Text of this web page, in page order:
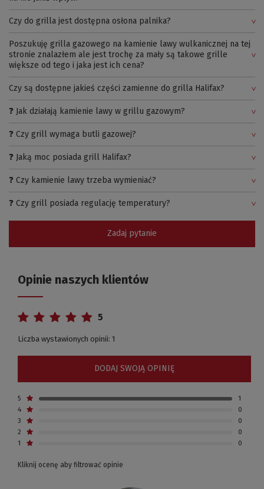
Czy do grilla jest dostępna osłona palnika?
Poszukuję grilla gazowego na kamienie lawy wulkanicznej na tej
stronie znalazłem ale jest trochę za mały są takowe grille
większe od tego i jaka jest ich cena?
Czy są dostępne jakieś części zamienne do grilla Halifax?
❓ Jak działają kamienie lawy w grillu gazowym?
❓ Czy grill wymaga butli gazowej?
❓ Jaką moc posiada grill Halifax?
❓ Czy kamienie lawy trzeba wymieniać?
❓ Czy grill posiada regulację temperatury?
Zadaj pytanie
Opinie naszych klientów
5
Liczba wystawionych opinii: 1
DODAJ SWOJĄ OPINIĘ
5
1
4
0
3
0
2
0
1
0
Kliknij ocenę aby filtrować opinie